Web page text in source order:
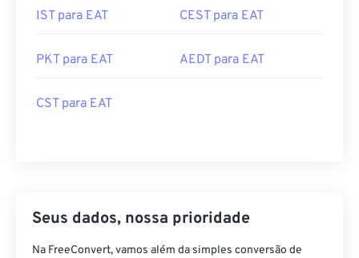
IST para EAT CEST para EAT
PKT para EAT AEDT para EAT
CST para EAT
Seus dados, nossa prioridade
Na FreeConvert, vamos além da simples conversão de